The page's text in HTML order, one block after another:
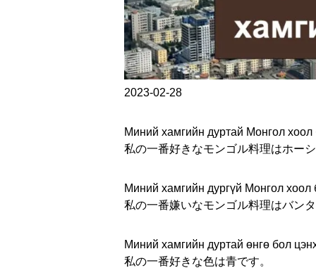
2023-02-28
Миний хамгийн дуртай Монгол хоол
私の一番好きなモンゴル料理はホー
Миний хамгийн дургүй Монгол хоол
私の一番嫌いなモンゴル料理はバン
Миний хамгийн дуртай өнгө бол
私の一番好きな色は青です。